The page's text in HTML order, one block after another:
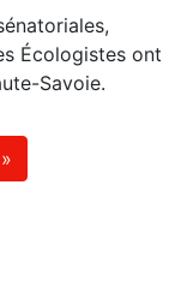
Écologistes ont
Savoie.